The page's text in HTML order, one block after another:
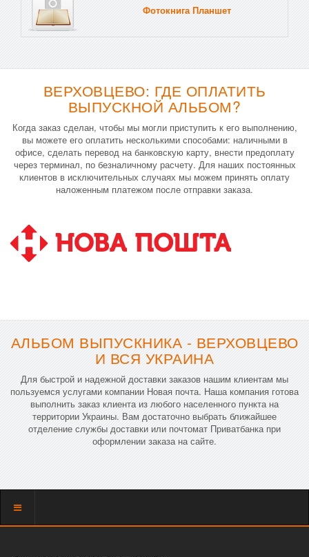
Фотокнига Планшет
ВЕРХОВЦЕВО: ГДЕ ОПЛАТИТЬ
ВЫПУСКНОЙ АЛЬБОМ?
Когда заказ сделан, чтобы мы могли приступить к его выполнению,
вы можете его оплатить несколькими способами: наличными в
офисе, сделать перевод на банковскую карту, внести предоплату
через терминал, по безналичному расчету. Для наших постоянных
клиентов в исключительных случаях мы можем принять оплату
наложенным платежом после отправки заказа.
АЛЬБОМ ВЫПУСКНИКА - ВЕРХОВЦЕВО
И ВСЯ УКРАИНА
Для быстрой и надежной доставки заказов нашим клиентам мы
пользуемся услугами компании Новая почта. Наша компания готова
выполнить заказ клиента из любого населенного пункта на
территории Украины. Вам достаточно выбрать ближайшее
отделение службы доставки или почтомат Приватбанка при
оформлении заказа на сайте.
Показать